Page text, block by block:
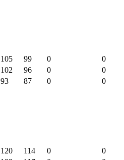
105 99 0
0
102 96 0
0
93 87 0 0
120 114 0
0